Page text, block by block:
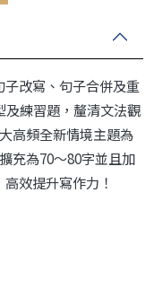
改寫、句子合併及重
及練習題，釐清文法觀
高頻全新情境主題為
充為70～80字並且加
效提升寫作力！